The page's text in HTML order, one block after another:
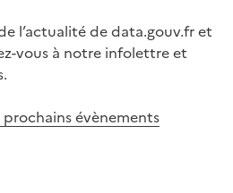
l’actualité de data.gouv.fr et
vous à notre infolettre et
prochains évènements